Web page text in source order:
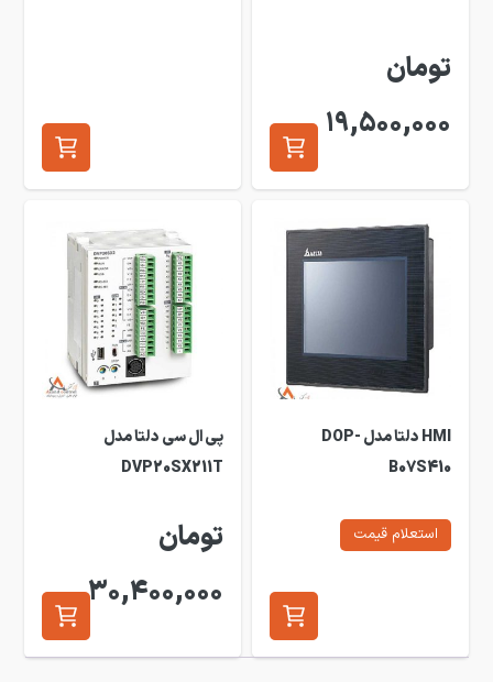
تومان
19,500,000
HMI دلتا مدل DOP-
B07S410
استعلام قیمت
پی ال سی دلتا مدل
DVP20SX211T
تومان
30,400,000